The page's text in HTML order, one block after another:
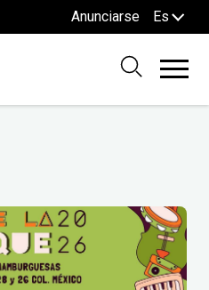
Anunciarse Es